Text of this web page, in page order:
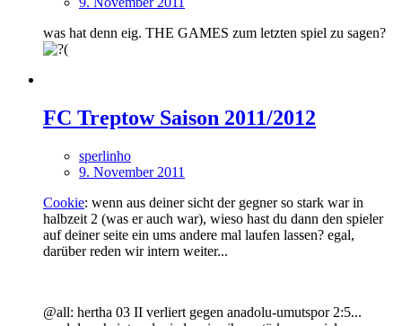
was hat denn eig. THE GAMES zum letzten spiel zu sagen?
FC Treptow Saison 2011/2012
sperlinho
9. November 2011
Cookie: wenn aus deiner sicht der gegner so stark war in
halbzeit 2 (was er auch war), wieso hast du dann den spieler
auf deiner seite ein ums andere mal laufen lassen? egal,
darüber reden wir intern weiter...
@all: hertha 03 II verliert gegen anadolu-umutspor 2:5...